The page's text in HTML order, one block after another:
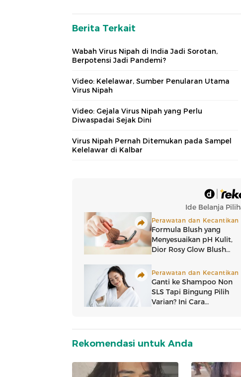
Berita Terkait
Wabah Virus Nipah di India Jadi Sorotan,
Berpotensi Jadi Pandemi?
Video: Kelelawar, Sumber Penularan Utama
Virus Nipah
Video: Gejala Virus Nipah yang Perlu
Diwaspadai Sejak Dini
Virus Nipah Pernah Ditemukan pada Sampel
Kelelawar di Kalbar
Rekomendasi untuk Anda